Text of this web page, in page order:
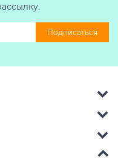
Подписаться